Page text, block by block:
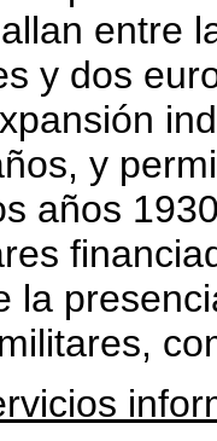
entre
y dos
y
años
la